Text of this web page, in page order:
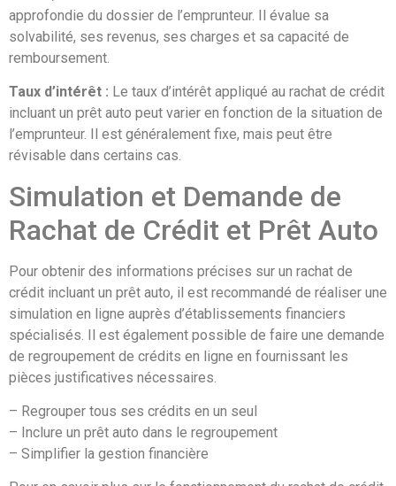
approfondie du dossier de l’emprunteur. Il évalue sa
solvabilité, ses revenus, ses charges et sa capacité de
remboursement.
Taux d’intérêt : Le taux d’intérêt appliqué au rachat de crédit
incluant un prêt auto peut varier en fonction de la situation de
l’emprunteur. Il est généralement fixe, mais peut être
révisable dans certains cas.
Simulation et Demande de
Rachat de Crédit et Prêt Auto
Pour obtenir des informations précises sur un rachat de
crédit incluant un prêt auto, il est recommandé de réaliser une
simulation en ligne auprès d’établissements financiers
spécialisés. Il est également possible de faire une demande
de regroupement de crédits en ligne en fournissant les
pièces justificatives nécessaires.
– Regrouper tous ses crédits en un seul
– Inclure un prêt auto dans le regroupement
– Simplifier la gestion financière